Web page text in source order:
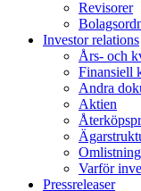
Revisorer
Investor relations
Års- och
Finansiell
Andra
Aktien
Varför
Pressreleaser